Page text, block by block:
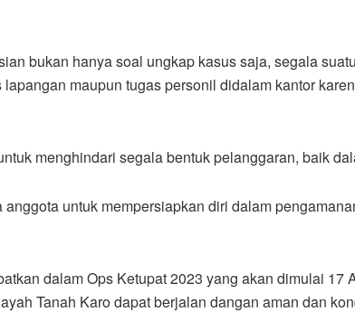
bukan hanya soal ungkap kasus saja, segala
maupun tugas personil didalam kantor
menghindari segala bentuk pelanggaran, baik
untuk mempersiapkan diri dalam
dalam Ops Ketupat 2023 yang akan dimulai
Tanah Karo dapat berjalan dangan aman dan